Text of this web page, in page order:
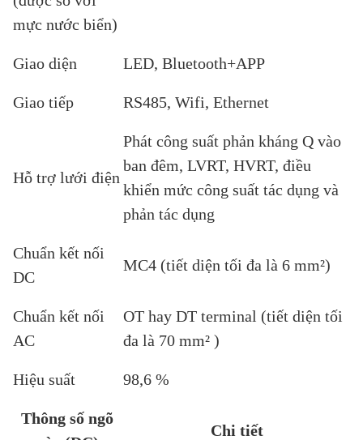
mực nước biển)
Giao diện LED, Bluetooth+APP
Giao tiếp RS485, Wifi, Ethernet
Hỗ trợ lưới điện
Phát công suất phản kháng Q vào
ban đêm, LVRT, HVRT, điều
khiển mức công suất tác dụng và
phản tác dụng
Chuẩn kết nối
DC
MC4 (tiết diện tối đa là 6 mm²)
Chuẩn kết nối
AC
OT hay DT terminal (tiết diện tối
đa là 70 mm² )
Hiệu suất 98,6 %
Thông số ngõ
Chi tiết